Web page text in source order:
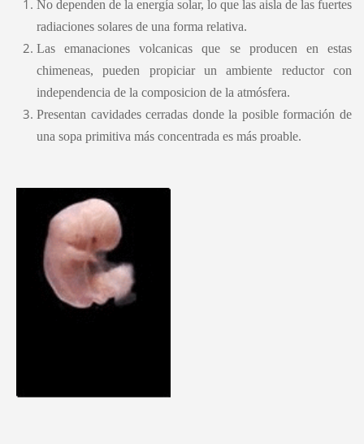
No dependen de la energía solar, lo que las aisla de las fuertes
radiaciones solares de una forma relativa.
Las emanaciones volcanicas que se producen en estas
chimeneas, pueden propiciar un ambiente reductor con
independencia de la composicion de la atmósfera.
Presentan cavidades cerradas donde la posible formación de
una sopa primitiva más concentrada es más proable.